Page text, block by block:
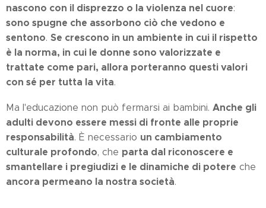
nascono con il disprezzo o la violenza nel cuore:
sono spugne che assorbono ciò che vedono e
sentono. Se crescono in un ambiente in cui il rispetto
è la norma, in cui le donne sono valorizzate e
trattate come pari, allora porteranno questi valori
con sé per tutta la vita.
Ma l'educazione non può fermarsi ai bambini. Anche gli
adulti devono essere messi di fronte alle proprie
responsabilità. È necessario un cambiamento
culturale profondo, che parta dal riconoscere e
smantellare i pregiudizi e le dinamiche di potere che
ancora permeano la nostra società.